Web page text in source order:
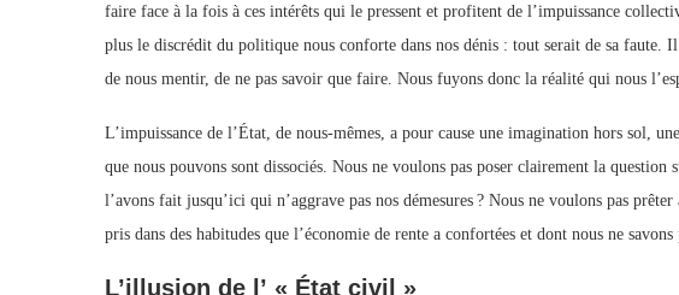
faire face à la fois à ces intérêts qui le pressent et profitent de l’impuissance
plus le discrédit du politique nous conforte dans nos dénis : tout serait de sa faute.
de nous mentir, de ne pas savoir que faire. Nous fuyons donc la réalité qui nous
L’impuissance de l’État, de nous-mêmes, a pour cause une imagination hors sol,
que nous pouvons sont dissociés. Nous ne voulons pas poser clairement la
l’avons fait jusqu’ici qui n’aggrave pas nos démesures ? Nous ne voulons pas
pris dans des habitudes que l’économie de rente a confortées et dont nous ne
L’illusion de l’ « État civil »